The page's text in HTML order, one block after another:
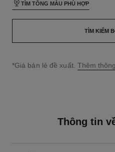
TÌM TÔNG MÀU PHÙ HỢP
TÌM KIẾM
↩
*Giá bán lẻ đề xuất. Thêm
Thông tin